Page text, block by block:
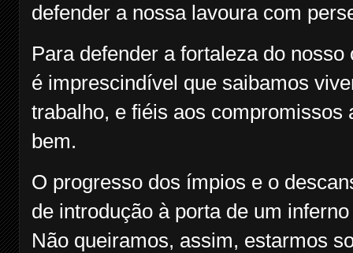
defender a nossa lavoura com
Para defender a fortaleza do
é imprescindível que saibamos
trabalho, e fiéis aos
bem.
O progresso dos ímpios e o
de introdução à porta de um
Não queiramos, assim, estarmos